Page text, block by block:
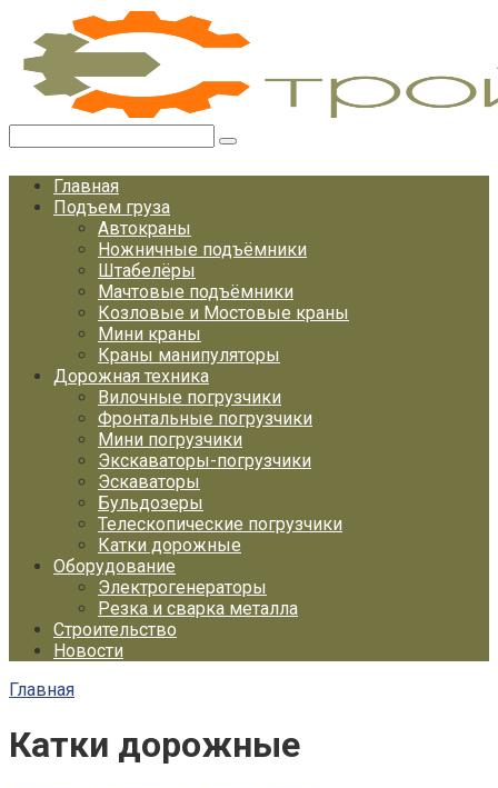
Перейти
контенту
Главная
Подъем груза
Автокраны
Ножничные подъёмники
Штабелёры
Мачтовые подъёмники
Козловые и Мостовые краны
Мини краны
Краны манипуляторы
Дорожная техника
Вилочные погрузчики
Фронтальные погрузчики
Мини погрузчики
Экскаваторы-погрузчики
Эскаваторы
Бульдозеры
Телескопические погрузчики
Катки дорожные
Оборудование
Электрогенераторы
Резка и сварка металла
Строительство
Новости
Главная
Катки дорожные